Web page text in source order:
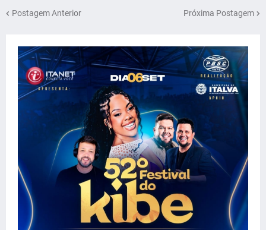
Postagem Anterior Próxima Postagem